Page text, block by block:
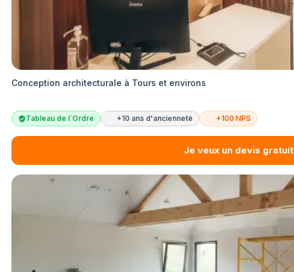
Conception architecturale à Tours et environs
Tableau de l´Ordre +10 ans d'ancienneté +100 NPS
Je veux un devis gratuit